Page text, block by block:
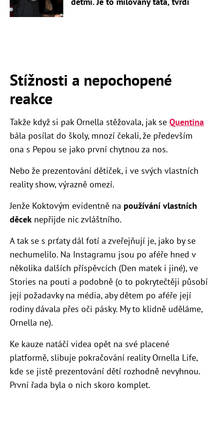
Stížnosti a nepochopené
reakce
Takže když si pak Ornella stěžovala, jak se Quentina
bála posílat do školy, mnozí čekali, že především
ona s Pepou se jako první chytnou za nos.
Nebo že prezentování dětiček, i ve svých vlastních
reality show, výrazně omezí.
Jenže Koktovým evidentně na používání vlastních
děcek nepřijde nic zvláštního.
A tak se s prťaty dál fotí a zveřejňují je, jako by se
nechumelilo. Na Instagramu jsou po aféře hned v
několika dalších příspěvcích (Den matek i jiné), ve
Stories na pouti a podobně (o to pokrytečtěji působí
její požadavky na média, aby dětem po aféře její
rodiny dávala přes oči pásky. My to klidně uděláme,
Ornella ne).
Ke kauze natáčí videa opět na své placené
platformě, slibuje pokračování reality Ornella Life,
kde se jistě prezentování dětí rozhodně nevyhnou.
První řada byla o nich skoro komplet.